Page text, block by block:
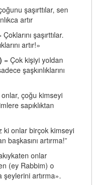
şaşırttılar, sen
artır
Çoklarını şaşırttılar.
artır!»
= Çok kişiyi yoldan
şaşkınlıklarını
çoğu kimseyi
sapıklıktan
ki onlar birçok kimseyi
başkasını artırma!”
onlar
(ey Rabbim) o
şeylerini artırma».